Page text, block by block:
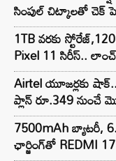
సింపుల్ చిట్కాలతో చెక్
1TB వరకు
Pixel 11 సిరీస్..
Airtel యూజర్లకు
ప్లాన్ రూ.349 నుంచే
7500mAh బ్యాటరీ,
ఛార్జింగ్‌తో REDMI